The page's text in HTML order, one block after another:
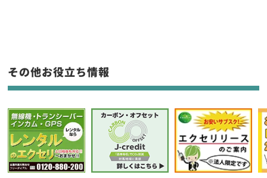
フリーワード入力(製品名等)
選択条件をリセット
その他お役立ち情報